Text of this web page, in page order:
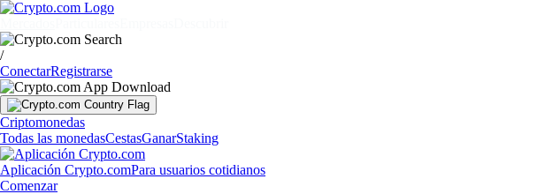
/
ConectarRegistrarse
Criptomonedas
Todas las monedasCestasGanarStaking
Aplicación Crypto.comPara usuarios cotidianos
Comenzar